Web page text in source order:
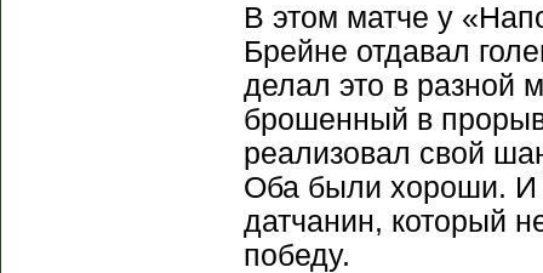
В этом матче у
Брейне отдавал
делал это в разной
брошенный в
реализовал свой
Оба были хороши. И
датчанин, который
победу.